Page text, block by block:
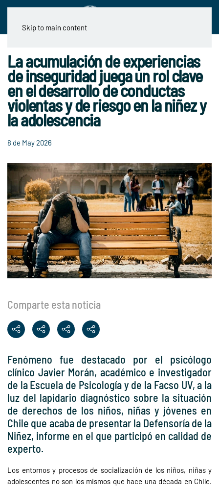
Skip to main content
La acumulación de experiencias
de inseguridad juega un rol clave
en el desarrollo de conductas
violentas y de riesgo en la niñez y
la adolescencia
8 de May 2026
Comparte esta noticia
Fenómeno fue destacado por el psicólogo
clínico Javier Morán, académico e investigador
de la Escuela de Psicología y de la Facso UV, a la
luz del lapidario diagnóstico sobre la situación
de derechos de los niños, niñas y jóvenes en
Chile que acaba de presentar la Defensoría de la
Niñez, informe en el que participó en calidad de
experto.
Los entornos y procesos de socialización de los niños, niñas y
adolescentes no son los mismos que hace una década en Chile.